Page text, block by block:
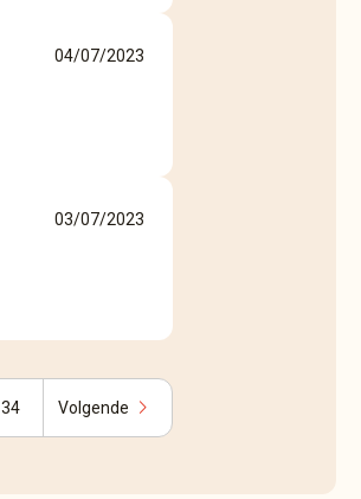
04/07/2023
03/07/2023
34 Volgende chevron_right